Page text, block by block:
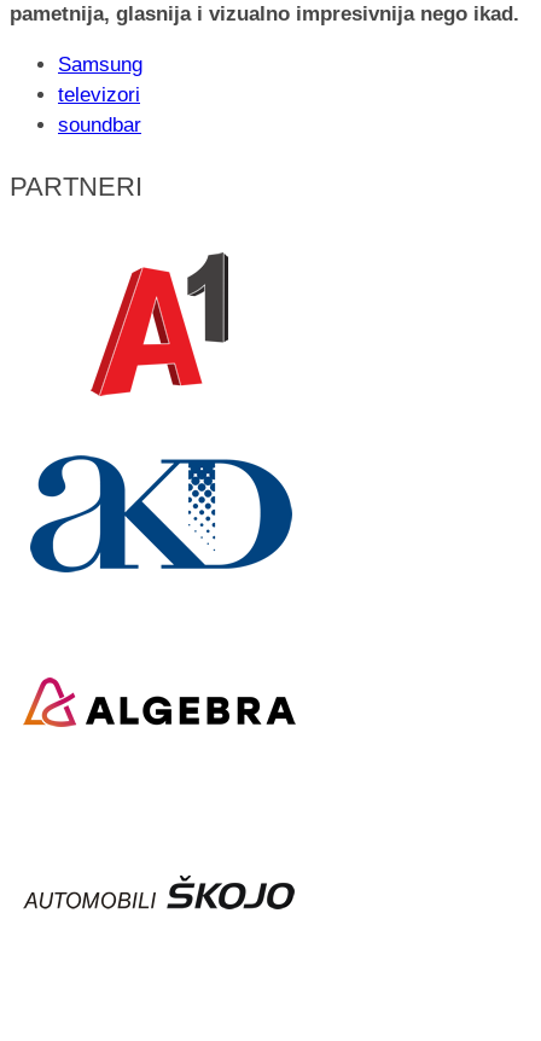
pametnija, glasnija i vizualno impresivnija nego ikad.
Samsung
televizori
soundbar
PARTNERI